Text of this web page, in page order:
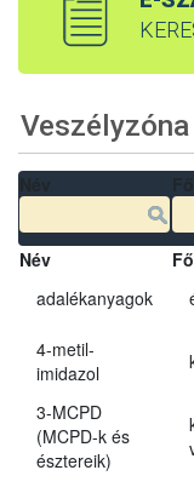
Veszélyzóna
Név
adalékanyagok
4-metil-
imidazol
3-MCPD
(MCPD-k és
észtereik)